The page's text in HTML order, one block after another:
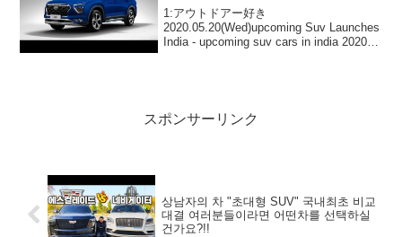
2020
1:アウトドアー好き
2020.05.20(Wed)upcoming Suv Launches
India - upcoming suv cars in india 2020 -
スポンサーリンク
상남자의 차 "초대형 SUV" 국내최초 비교
대결 여러분들이라면 어떤차를 선택하실
건가요?!!